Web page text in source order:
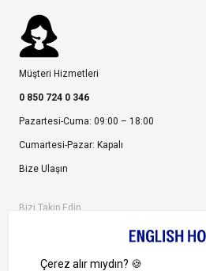
Müşteri Hizmetleri
0 850 724 0 346
Pazartesi-Cuma: 09:00 – 18:00
Cumartesi-Pazar: Kapalı
Bize Ulaşın
Bizi Takip Edin